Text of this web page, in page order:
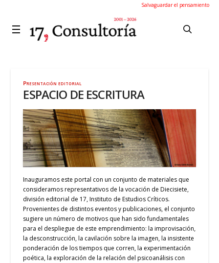
Salvaguardar el pensamiento
Presentación editorial
ESPACIO DE ESCRITURA
Inauguramos este portal con un conjunto de materiales que
consideramos representativos de la vocación de Diecisiete,
división editorial de 17, Instituto de Estudios Críticos.
Provenientes de distintos eventos y publicaciones, el conjunto
sugiere un número de motivos que han sido fundamentales
para el despliegue de este emprendimiento: la improvisación,
la desconstrucción, la cavilación sobre la imagen, la insistente
ponderación de los tiempos que corren, la experimentación
poética, la exploración de la relación del psicoanálisis con